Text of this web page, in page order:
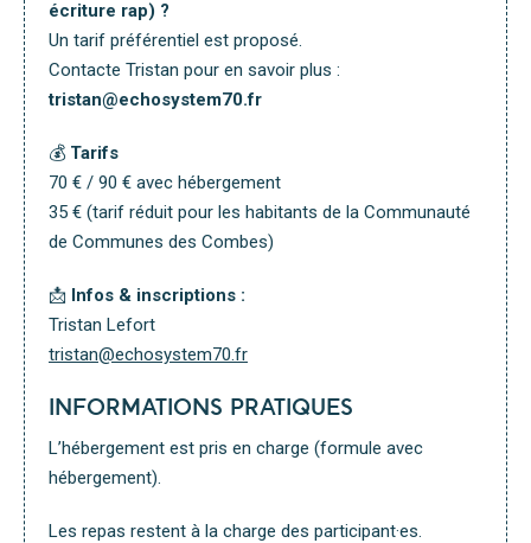
écriture rap) ?
Un tarif préférentiel est proposé.
Contacte Tristan pour en savoir plus :
tristan@echosystem70.fr
💰 Tarifs
70 € / 90 € avec hébergement
35 € (tarif réduit pour les habitants de la Communauté
de Communes des Combes)
📩 Infos & inscriptions :
Tristan Lefort
tristan@echosystem70.fr
INFORMATIONS PRATIQUES
L’hébergement est pris en charge (formule avec
hébergement).
Les repas restent à la charge des participant·es.